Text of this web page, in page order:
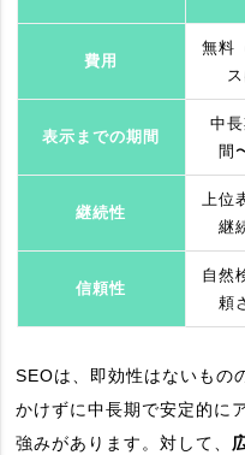
費用
無料
表示までの期間
中
間
継続性
上位
継
信頼性
自然
頼
SEOは、即効性はないもの
かけずに中長期で安定的に
強みがあります。対して、